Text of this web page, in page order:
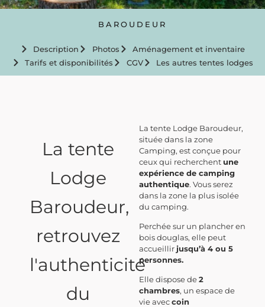
BAROUDEUR
Description Photos
Aménagement et inventaire
Tarifs et disponibilités
CGV Les autres tentes lodges
La tente
Lodge
Baroudeur,
retrouvez
l'authenticité
du
La tente Lodge Baroudeur,
située dans la zone
Camping, est conçue pour
ceux qui recherchent une
expérience de camping
authentique. Vous serez
dans la zone la plus isolée
du camping.
Perchée sur un plancher en
bois douglas, elle peut
accueillir jusqu’à 4 ou 5
personnes.
Elle dispose de2
chambres, un espace de
vie aveccoin